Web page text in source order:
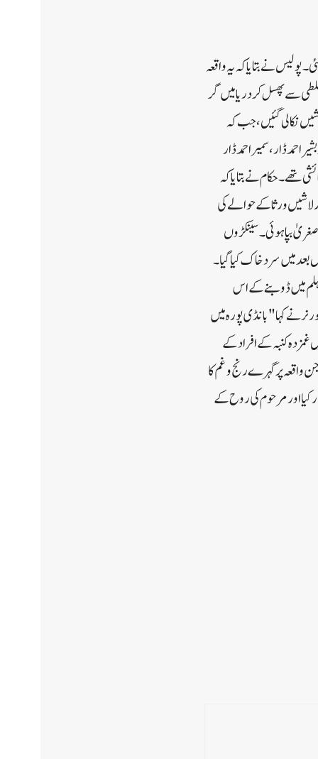
نے بتایا کہ یہ واقعہ
سے پھسل کر دریا میں گر
نکالی گئیں، جب کہ
کوششوں کے بعد نکال لی گئی۔مرنے والوں کی شناخت عادل احمد ڈار (18) ولد بشیر احمد ڈار ، سمیر احمد ڈار
کے رہائشی تھے۔حکام نے بتایا کہ
لاشیں ورثا کے حوالے کی
بپا ہوئی۔سینکڑوں
میں سرد خاک کیا گیا۔
میں ڈوبنے کے اس
نے کہا "بانڈی پورہ میں
کنبہ کے افراد کے
پر گہرے رنج و غم کا
کیا اور مرحوم کی روح کے